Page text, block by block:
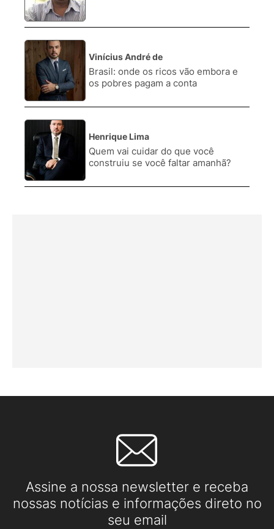
Vinícius André de
Brasil: onde os ricos vão embora e
os pobres pagam a conta
4.
Henrique Lima
Quem vai cuidar do que você
construiu se você faltar amanhã?
Assine a nossa newsletter e receba
nossas notícias e informações direto no
seu email